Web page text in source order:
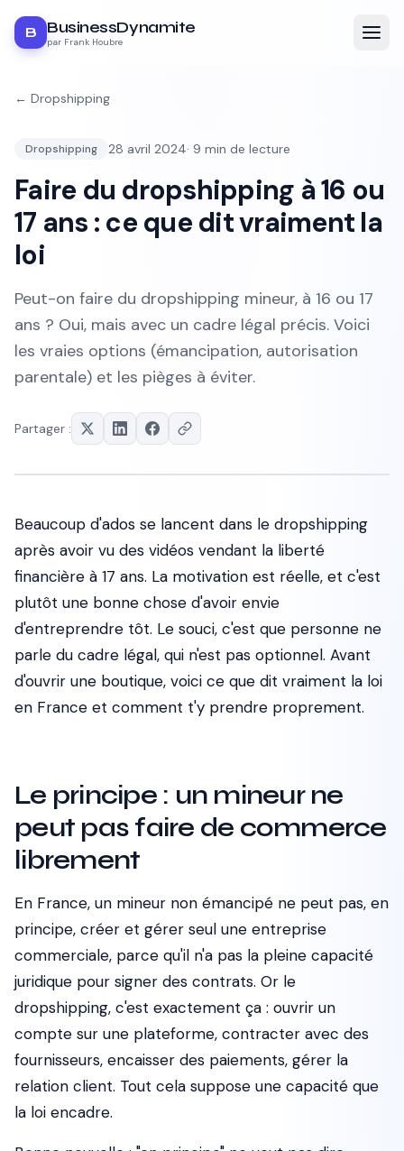
B BusinessDynamite
par Frank Houbre
← Dropshipping
Dropshipping 28 avril 2024· 9 min de lecture
Faire du dropshipping à 16 ou
17 ans : ce que dit vraiment la
loi
Peut-on faire du dropshipping mineur, à 16 ou 17
ans ? Oui, mais avec un cadre légal précis. Voici
les vraies options (émancipation, autorisation
parentale) et les pièges à éviter.
Partager :
Beaucoup d'ados se lancent dans le dropshipping
après avoir vu des vidéos vendant la liberté
financière à 17 ans. La motivation est réelle, et c'est
plutôt une bonne chose d'avoir envie
d'entreprendre tôt. Le souci, c'est que personne ne
parle du cadre légal, qui n'est pas optionnel. Avant
d'ouvrir une boutique, voici ce que dit vraiment la loi
en France et comment t'y prendre proprement.
Le principe : un mineur ne
peut pas faire de commerce
librement
En France, un mineur non émancipé ne peut pas, en
principe, créer et gérer seul une entreprise
commerciale, parce qu'il n'a pas la pleine capacité
juridique pour signer des contrats. Or le
dropshipping, c'est exactement ça : ouvrir un
compte sur une plateforme, contracter avec des
fournisseurs, encaisser des paiements, gérer la
relation client. Tout cela suppose une capacité que
la loi encadre.